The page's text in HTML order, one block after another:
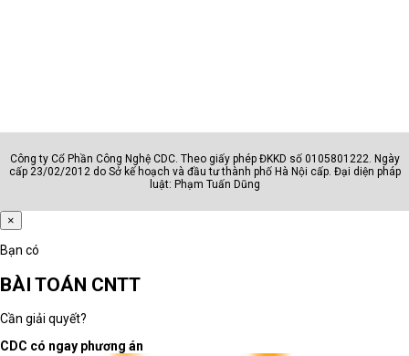
Công ty Cổ Phần Công Nghệ CDC. Theo giấy phép ĐKKD số 0105801222. Ngày
cấp 23/02/2012 do Sở kế hoạch và đầu tư thành phố Hà Nội cấp. Đại diện pháp
luật: Phạm Tuấn Dũng
×
Bạn có
BÀI TOÁN CNTT
Cần giải quyết?
CDC có ngay phương án